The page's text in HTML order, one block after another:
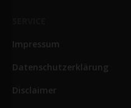
Impressum
Datenschutzerklärung
Disclaimer